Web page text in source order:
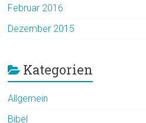
Februar 2016
Dezember 2015
Kategorien
Allgemein
Bibel